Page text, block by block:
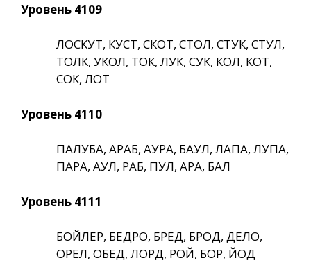
Уровень 4109
ЛОСКУТ, КУСТ, СКОТ, СТОЛ, СТУК, СТУЛ,
ТОЛК, УКОЛ, ТОК, ЛУК, СУК, КОЛ, КОТ,
СОК, ЛОТ
Уровень 4110
ПАЛУБА, АРАБ, АУРА, БАУЛ, ЛАПА, ЛУПА,
ПАРА, АУЛ, РАБ, ПУЛ, АРА, БАЛ
Уровень 4111
БОЙЛЕР, БЕДРО, БРЕД, БРОД, ДЕЛО,
ОРЕЛ, ОБЕД, ЛОРД, РОЙ, БОР, ЙОД